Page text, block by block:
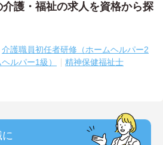
護・福祉の求人を資格から探
介護職員初任者研修（ホームヘルパー2
ルパー1級） 精神保健福祉士